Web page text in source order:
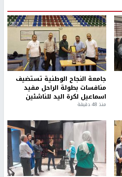
جامعة النجاح الوطنية تستضيف
منافسات بطولة الراحل مفيد
اسماعيل لكرة اليد للناشئين
منذ 48 دقيقة